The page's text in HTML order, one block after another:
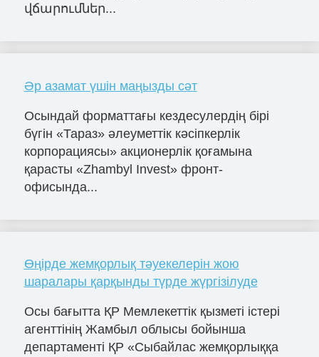
վճարումներ...
Әр азамат үшін маңызды сәт
Осындай форматтағы кездесулердің бірі
бүгін «Тараз» әлеуметтік кәсіпкерлік
корпорациясы» акционерлік қоғамына
қарасты «Zhambyl Invest» фронт-
офисында...
Өңірде жемқорлық тәуекелерін жою
шаралары қарқынды түрде жүргізілуде
Осы бағытта ҚР Мемлекеттік қызметі істері
агенттінің Жамбыл облысы бойынша
департаменті ҚР «Сыбайлас жемқорлыққа